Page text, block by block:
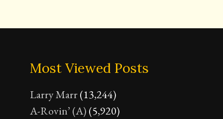
Most Viewed Posts
Larry Marr(13,244)
A-Rovin’ (A) (5,920)